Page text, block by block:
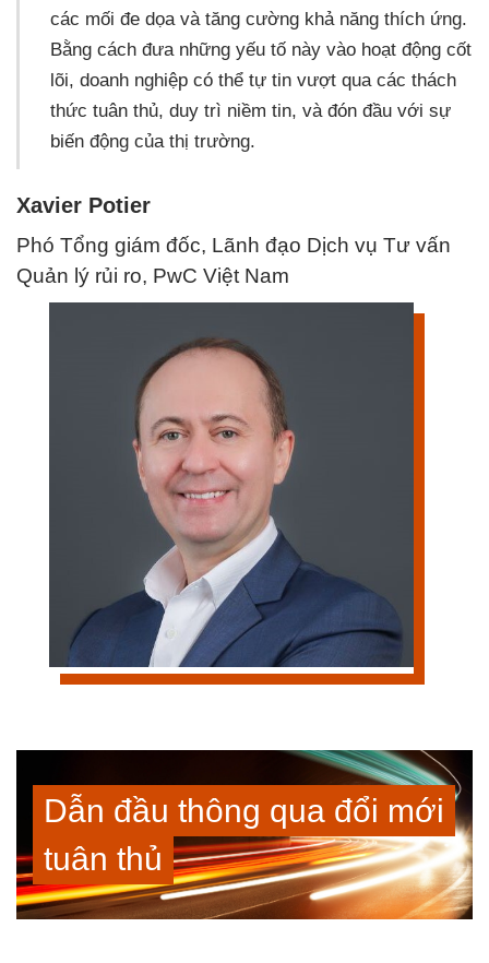
các mối đe dọa và tăng cường khả năng thích ứng.
Bằng cách đưa những yếu tố này vào hoạt động cốt
lõi, doanh nghiệp có thể tự tin vượt qua các thách
thức tuân thủ, duy trì niềm tin, và đón đầu với sự
biến động của thị trường.​
Xavier Potier
Phó Tổng giám đốc​, Lãnh đạo Dịch vụ Tư vấn
Quản lý rủi ro, PwC Việt Nam
Dẫn đầu thông qua đổi mới
tuân thủ